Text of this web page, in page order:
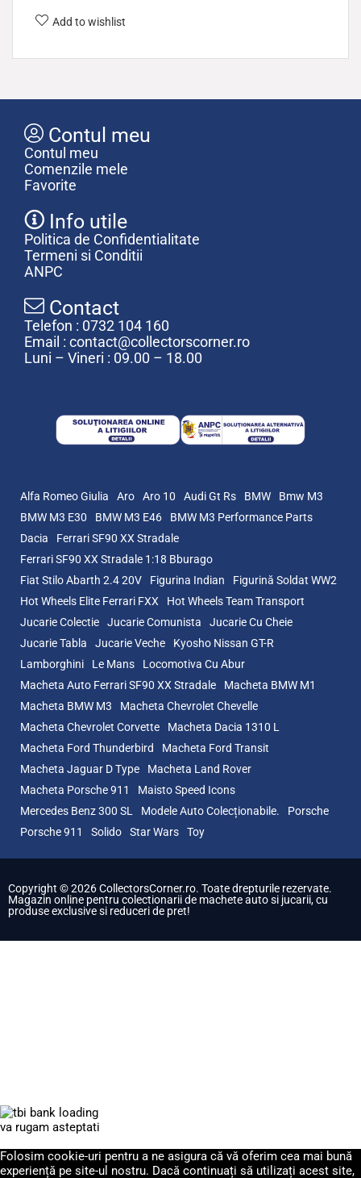
Add to wishlist
Contul meu
Contul meu
Comenzile mele
Favorite
Info utile
Politica de Confidentialitate
Termeni si Conditii
ANPC
Contact
Telefon : 0732 104 160
Email : contact@collectorscorner.ro
Luni – Vineri : 09.00 – 18.00
Alfa Romeo Giulia Aro Aro 10 Audi Gt Rs BMW
Bmw M3
BMW M3 E30
BMW M3 E46
BMW M3 Performance Parts
Dacia
Ferrari SF90 XX Stradale
Ferrari SF90 XX Stradale 1:18 Bburago
Fiat Stilo Abarth 2.4 20V
Figurina Indian
Figurină Soldat WW2
Hot Wheels Elite Ferrari FXX
Hot Wheels Team Transport
Jucarie Colectie
Jucarie Comunista
Jucarie Cu Cheie
Jucarie Tabla
Jucarie Veche
Kyosho Nissan GT-R
Lamborghini
Le Mans
Locomotiva Cu Abur
Macheta Auto Ferrari SF90 XX Stradale
Macheta BMW M1
Macheta BMW M3
Macheta Chevrolet Chevelle
Macheta Chevrolet Corvette
Macheta Dacia 1310 L
Macheta Ford Thunderbird
Macheta Ford Transit
Macheta Jaguar D Type
Macheta Land Rover
Macheta Porsche 911
Maisto Speed Icons
Mercedes Benz 300 SL
Modele Auto Colecționabile.
Porsche
Porsche 911
Solido Star Wars Toy
Copyright © 2026 CollectorsCorner.ro. Toate drepturile rezervate.
Magazin online pentru colectionarii de machete auto si jucarii, cu
produse exclusive si reduceri de pret!
va rugam asteptati
Folosim cookie-uri pentru a ne asigura că vă oferim cea mai bună
experiență pe site-ul nostru. Dacă continuați să utilizați acest site,